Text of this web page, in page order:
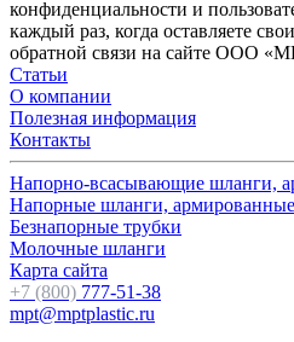
конфиденциальности и
каждый раз, когда оставляете
обратной связи на сайте ООО
Статьи
О компании
Полезная информация
Контакты
Напорно-всасывающие шланги,
Напорные шланги,
Безнапорные трубки
Молочные шланги
Карта сайта
+7 (800) 777-51-38
mpt@mptplastic.ru